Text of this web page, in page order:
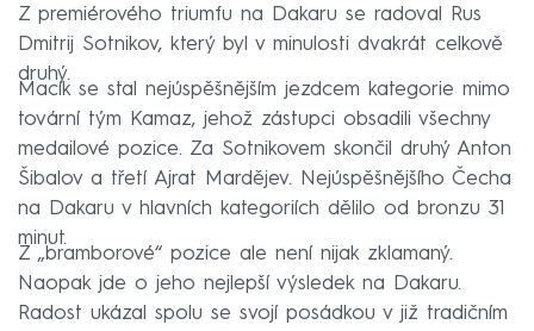
Z premiérového triumfu na Dakaru se radoval Rus
Dmitrij Sotnikov, který byl v minulosti dvakrát celkově
druhý.
Macík se stal nejúspěšnějším jezdcem kategorie mimo
tovární tým Kamaz, jehož zástupci obsadili všechny
medailové pozice. Za Sotnikovem skončil druhý Anton
Šibalov a třetí Ajrat Mardějev. Nejúspěšnějšího Čecha
na Dakaru v hlavních kategoriích dělilo od bronzu 31
minut.
Z „bramborové“ pozice ale není nijak zklamaný.
Naopak jde o jeho nejlepší výsledek na Dakaru.
Radost ukázal spolu se svojí posádkou v již tradičním